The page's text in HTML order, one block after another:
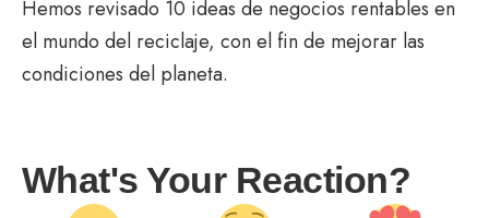
Hemos revisado 10 ideas de negocios rentables en
el mundo del reciclaje, con el fin de mejorar las
condiciones del planeta.
What's Your Reaction?